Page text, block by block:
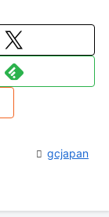
gcjapan